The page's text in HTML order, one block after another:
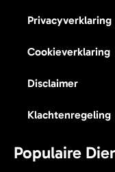
Privacyverklaring
Cookieverklaring
Disclaimer
Klachtenregeling
Populaire